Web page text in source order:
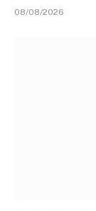
08/08/2026